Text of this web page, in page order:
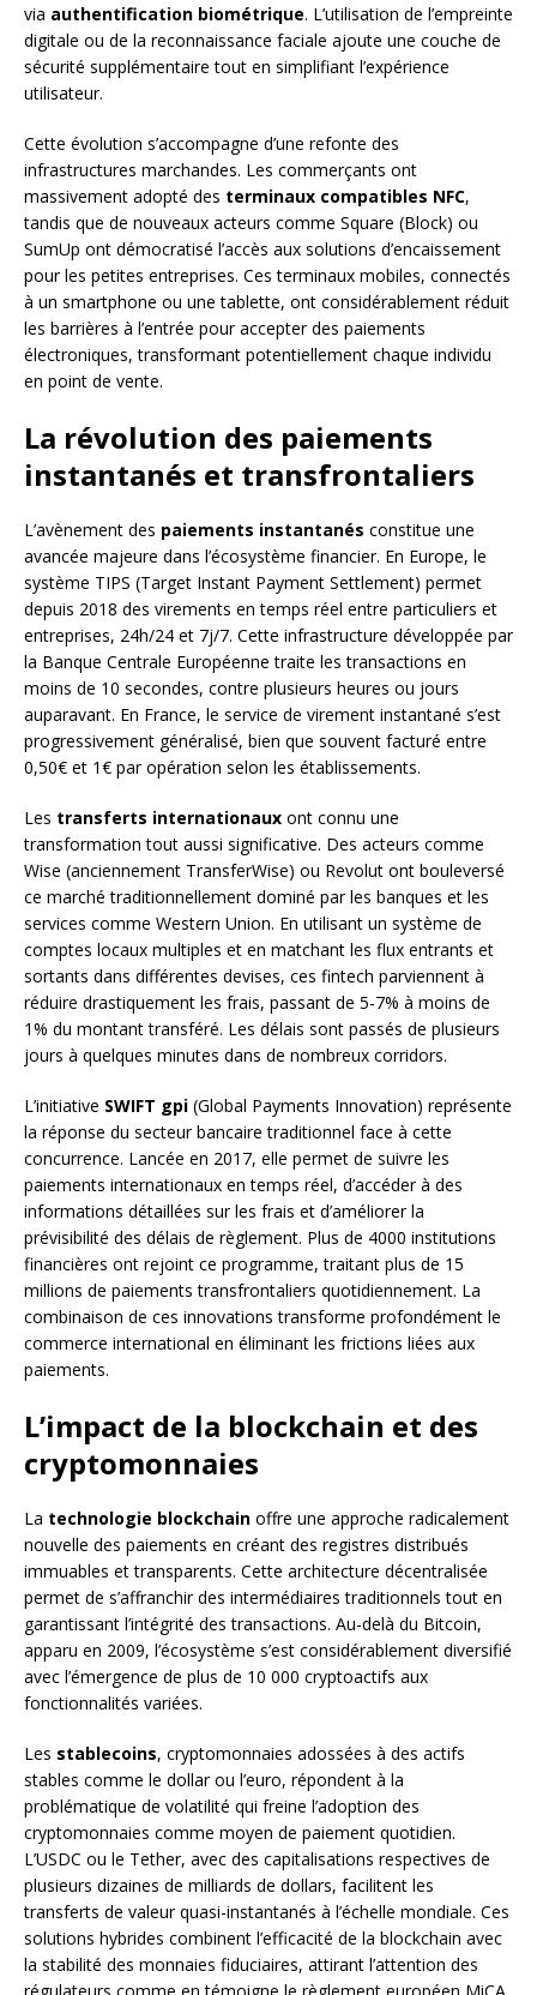
via authentification biométrique. L’utilisation de l’empreinte
digitale ou de la reconnaissance faciale ajoute une couche de
sécurité supplémentaire tout en simplifiant l’expérience
utilisateur.
Cette évolution s’accompagne d’une refonte des
infrastructures marchandes. Les commerçants ont
massivement adopté des terminaux compatibles NFC,
tandis que de nouveaux acteurs comme Square (Block) ou
SumUp ont démocratisé l’accès aux solutions d’encaissement
pour les petites entreprises. Ces terminaux mobiles, connectés
à un smartphone ou une tablette, ont considérablement réduit
les barrières à l’entrée pour accepter des paiements
électroniques, transformant potentiellement chaque individu
en point de vente.
La révolution des paiements
instantanés et transfrontaliers
L’avènement des paiements instantanés constitue une
avancée majeure dans l’écosystème financier. En Europe, le
système TIPS (Target Instant Payment Settlement) permet
depuis 2018 des virements en temps réel entre particuliers et
entreprises, 24h/24 et 7j/7. Cette infrastructure développée par
la Banque Centrale Européenne traite les transactions en
moins de 10 secondes, contre plusieurs heures ou jours
auparavant. En France, le service de virement instantané s’est
progressivement généralisé, bien que souvent facturé entre
0,50€ et 1€ par opération selon les établissements.
Les transferts internationaux ont connu une
transformation tout aussi significative. Des acteurs comme
Wise (anciennement TransferWise) ou Revolut ont bouleversé
ce marché traditionnellement dominé par les banques et les
services comme Western Union. En utilisant un système de
comptes locaux multiples et en matchant les flux entrants et
sortants dans différentes devises, ces fintech parviennent à
réduire drastiquement les frais, passant de 5-7% à moins de
1% du montant transféré. Les délais sont passés de plusieurs
jours à quelques minutes dans de nombreux corridors.
L’initiative SWIFT gpi (Global Payments Innovation) représente
la réponse du secteur bancaire traditionnel face à cette
concurrence. Lancée en 2017, elle permet de suivre les
paiements internationaux en temps réel, d’accéder à des
informations détaillées sur les frais et d’améliorer la
prévisibilité des délais de règlement. Plus de 4000 institutions
financières ont rejoint ce programme, traitant plus de 15
millions de paiements transfrontaliers quotidiennement. La
combinaison de ces innovations transforme profondément le
commerce international en éliminant les frictions liées aux
paiements.
L’impact de la blockchain et des
cryptomonnaies
La technologie blockchain offre une approche radicalement
nouvelle des paiements en créant des registres distribués
immuables et transparents. Cette architecture décentralisée
permet de s’affranchir des intermédiaires traditionnels tout en
garantissant l’intégrité des transactions. Au-delà du Bitcoin,
apparu en 2009, l’écosystème s’est considérablement diversifié
avec l’émergence de plus de 10 000 cryptoactifs aux
fonctionnalités variées.
Les stablecoins, cryptomonnaies adossées à des actifs
stables comme le dollar ou l’euro, répondent à la
problématique de volatilité qui freine l’adoption des
cryptomonnaies comme moyen de paiement quotidien.
L’USDC ou le Tether, avec des capitalisations respectives de
plusieurs dizaines de milliards de dollars, facilitent les
transferts de valeur quasi-instantanés à l’échelle mondiale. Ces
solutions hybrides combinent l’efficacité de la blockchain avec
la stabilité des monnaies fiduciaires, attirant l’attention des